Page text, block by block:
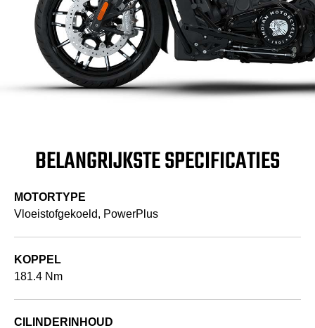
BELANGRIJKSTE SPECIFICATIES
MOTORTYPE
Vloeistofgekoeld, PowerPlus
KOPPEL
181.4 Nm
CILINDERINHOUD